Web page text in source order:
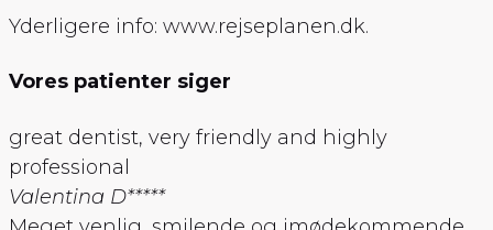
Yderligere info: www.rejseplanen.dk.
Vores patienter siger
great dentist, very friendly and highly
professional
Valentina D*****